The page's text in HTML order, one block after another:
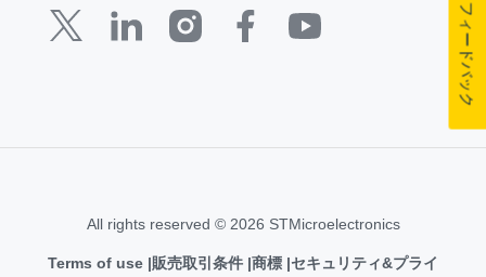
All rights reserved © 2026 STMicroelectronics
Terms of use 販売取引条件 商標 セキュリティ&プライ
フィードバック